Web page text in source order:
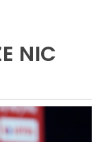
NIC